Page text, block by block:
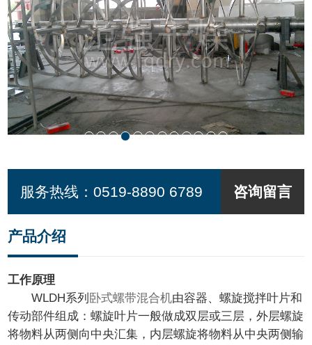
们
服务热线：0519-8890 6789 咨询留言
产品介绍
工作原理
WLDH系列 卧式螺带混合机由容器、螺旋搅拌叶片和
传动部件组成：螺旋叶片一般做成双层或三层，外层螺旋
将物料从两侧向中央汇集，内层螺旋将物料从中央两侧输